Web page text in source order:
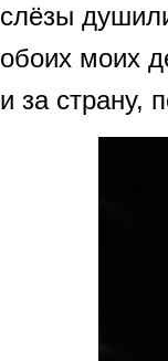
слёзы
обоих моих
и за страну,